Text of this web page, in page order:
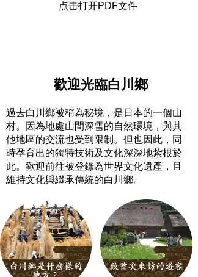
点击打开PDF文件
歡迎光臨白川鄉
過去白川鄉被稱為秘境，是日本的一個山
村。因為地處山間深雪的自然環境，與其
他地區的交流也受到限制。但也因此，同
時孕育出的獨特技術及文化深深地紮根於
此。歡迎前往被登錄為世界文化遺產，且
維持文化與繼承傳統的白川鄉。